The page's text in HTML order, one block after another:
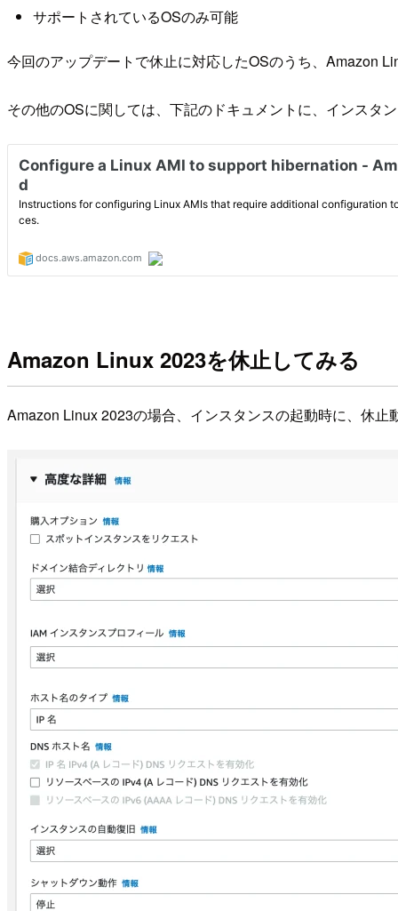
サポートされているOSのみ可能
今回のアップデートで休止に対応したOSのうち、Amazon
その他のOSに関しては、下記のドキュメントに、インスタ
Amazon Linux 2023を休止してみる
Amazon Linux 2023の場合、インスタンスの起動時に、休